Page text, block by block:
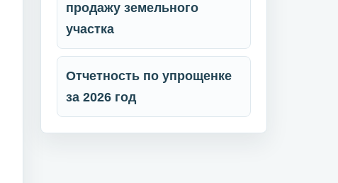
продажу земельного
участка
Отчетность по упрощенке
за 2026 год